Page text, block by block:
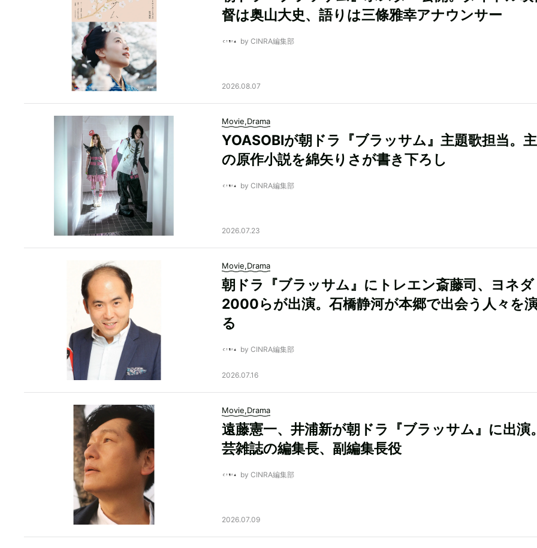
督は奥山大史、語りは三條雅幸アナウンサー
by CINRA編集部
2026.08.07
Movie,Drama
YOASOBIが朝ドラ『ブラッサム』主題歌担当。
の原作小説を綿矢りさが書き下ろし
by CINRA編集部
2026.07.23
Movie,Drama
朝ドラ『ブラッサム』にトレエン斎藤司、ヨネダ
2000らが出演。石橋静河が本郷で出会う人々を
る
by CINRA編集部
2026.07.16
Movie,Drama
遠藤憲一、井浦新が朝ドラ『ブラッサム』に出演
芸雑誌の編集長、副編集長役
by CINRA編集部
2026.07.09